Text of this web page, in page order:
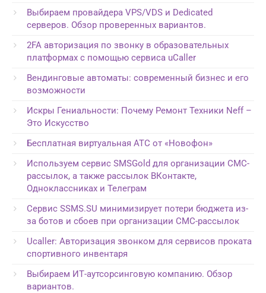
Выбираем провайдера VPS/VDS и Dedicated
серверов. Обзор проверенных вариантов.
2FA авторизация по звонку в образовательных
платформах с помощью сервиса uCaller
Вендинговые автоматы: современный бизнес и его
возможности
Искры Гениальности: Почему Ремонт Техники Neff –
Это Искусство
Бесплатная виртуальная АТС от «Новофон»
Используем сервис SMSGold для организации СМС-
рассылок, а также рассылок ВКонтакте,
Одноклассниках и Телеграм
Сервис SSMS.SU минимизирует потери бюджета из-
за ботов и сбоев при организации СМС-рассылок
Ucaller: Авторизация звонком для сервисов проката
спортивного инвентаря
Выбираем ИТ-аутсорсинговую компанию. Обзор
вариантов.